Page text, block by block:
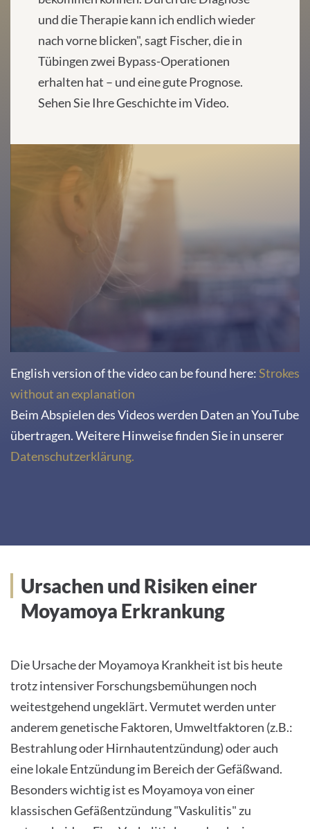
und die Therapie kann ich endlich wieder
nach vorne blicken", sagt Fischer, die in
Tübingen zwei Bypass-Operationen
erhalten hat – und eine gute Prognose.
Sehen Sie Ihre Geschichte im Video.
content
permitted
to
load
due
to
to
the
visitor.
owner
needs
setup
site
with
their
CMP
English version of the video can be found here:Strokes
without an explanation
Beim Abspielen des Videos werden Daten an YouTube
übertragen. Weitere Hinweise finden Sie in unserer
Datenschutzerklärung.
Ursachen und Risiken einer
Moyamoya Erkrankung
Die Ursache der Moyamoya Krankheit ist bis heute
trotz intensiver Forschungsbemühungen noch
weitestgehend ungeklärt. Vermutet werden unter
anderem genetische Faktoren, Umweltfaktoren (z.B.:
Bestrahlung oder Hirnhautentzündung) oder auch
eine lokale Entzündung im Bereich der Gefäßwand.
Besonders wichtig ist es Moyamoya von einer
klassischen Gefäßentzündung "Vaskulitis" zu